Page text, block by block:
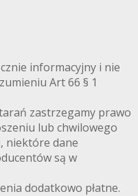
informacyjny i nie
Art 66 § 1
zastrzegamy prawo
lub chwilowego
niektóre dane
są w
dodatkowo płatne.